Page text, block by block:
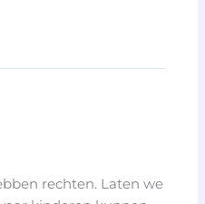
rechten. Laten we